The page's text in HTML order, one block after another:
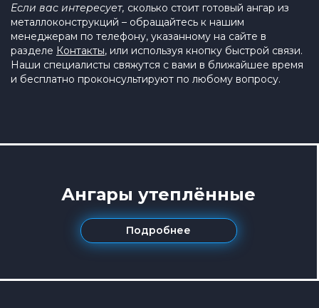
Если вас интересует, сколько стоит готовый ангар из
металлоконструкций – обращайтесь к нашим
менеджерам по телефону, указанному на сайте в
разделе Контакты, или используя кнопку быстрой связи.
Наши специалисты свяжутся с вами в ближайшее время
и бесплатно проконсультируют по любому вопросу.
Ангары утеплённые
Подробнее